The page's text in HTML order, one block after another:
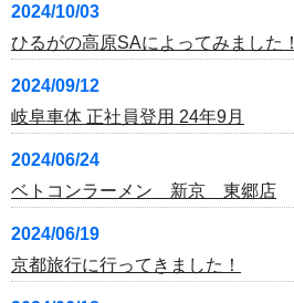
2024/10/03
ひるがの高原SAによってみました！
2024/09/12
岐阜車体 正社員登用 24年9月
2024/06/24
ベトコンラーメン 新京 東郷店
2024/06/19
京都旅行に行ってきました！